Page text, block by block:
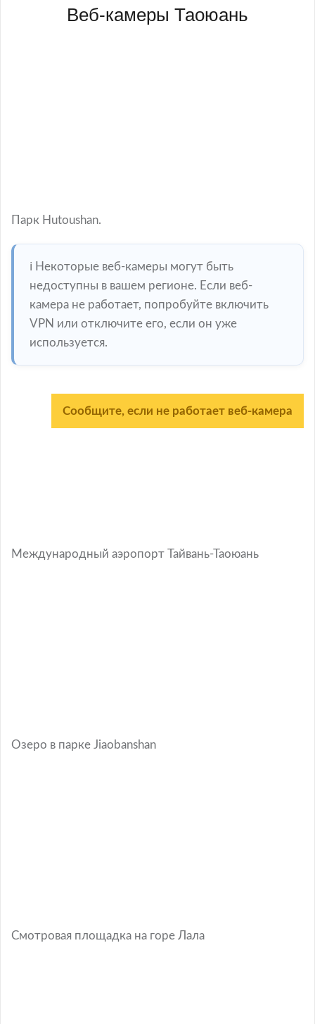
Веб-камеры Таоюань
Парк Hutoushan.
ℹ️ Некоторые веб-камеры могут быть
недоступны в вашем регионе. Если веб-
камера не работает, попробуйте включить
VPN или отключите его, если он уже
используется.
Сообщите, если не работает веб-камера
Международный аэропорт Тайвань-Таоюань
Озеро в парке Jiaobanshan
Смотровая площадка на горе Лала